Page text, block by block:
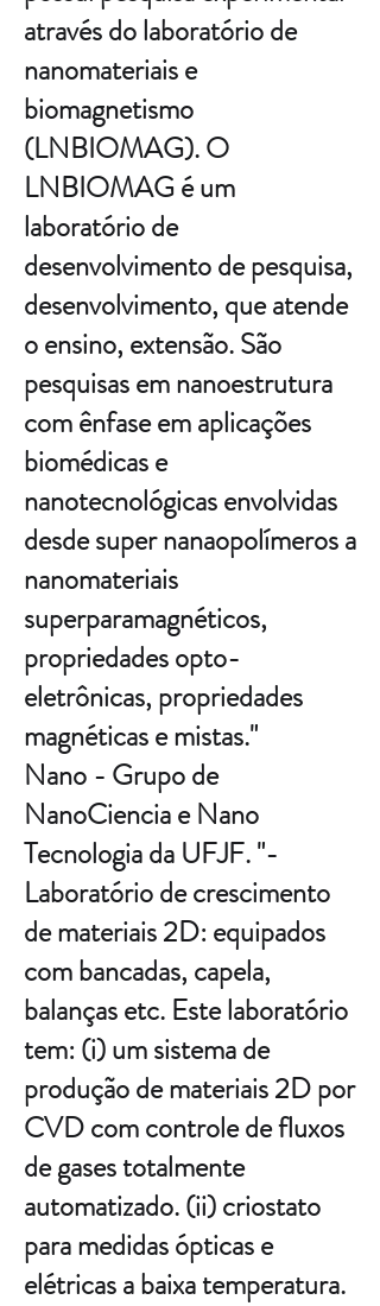
através do laboratório de
nanomateriais e
biomagnetismo
(LNBIOMAG). O
LNBIOMAG é um
laboratório de
desenvolvimento de pesquisa,
desenvolvimento, que atende
o ensino, extensão. São
pesquisas em nanoestrutura
com ênfase em aplicações
biomédicas e
nanotecnológicas envolvidas
desde super nanaopolímeros a
nanomateriais
superparamagnéticos,
propriedades opto-
eletrônicas, propriedades
magnéticas e mistas."
Nano - Grupo de
NanoCiencia e Nano
Tecnologia da UFJF. "-
Laboratório de crescimento
de materiais 2D: equipados
com bancadas, capela,
balanças etc. Este laboratório
tem: (i) um sistema de
produção de materiais 2D por
CVD com controle de fluxos
de gases totalmente
automatizado. (ii) criostato
para medidas ópticas e
elétricas a baixa temperatura.